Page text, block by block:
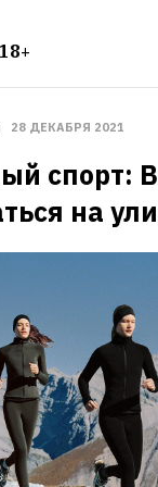
18+
28 ДЕКАБРЯ 2021
спорт:
на